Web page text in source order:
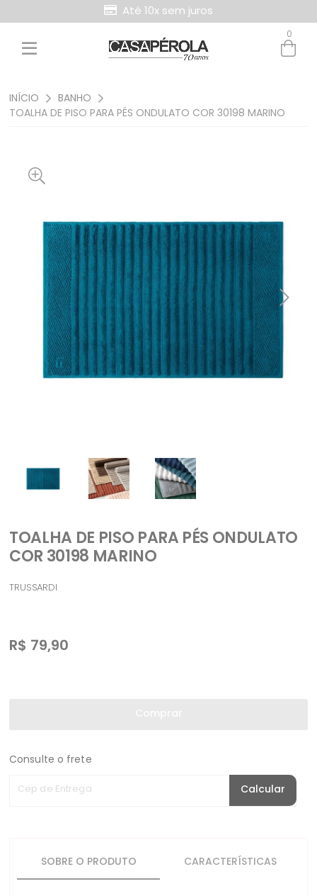
Entre com email ou cpf/cnpj
Até 10x sem juros
0
INÍCIO
BANHO
TOALHA DE PISO PARA PÉS ONDULATO COR 30198 MARINO
TOALHA DE PISO PARA PÉS ONDULATO
COR 30198 MARINO
TRUSSARDI
R$ 79,90
Consulte o frete
Cep de Entrega Calcular
SOBRE O PRODUTO CARACTERÍSTICAS